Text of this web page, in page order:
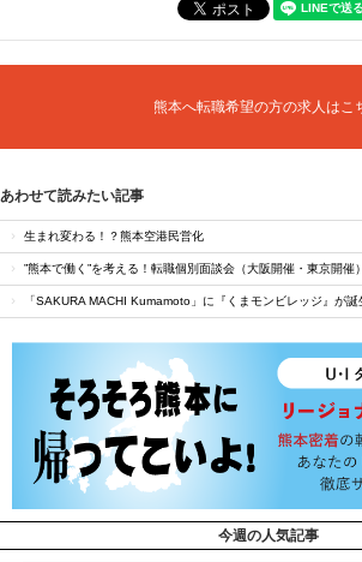
熊本へ転職希望の方の求人はこ
あわせて読みたい記事
生まれ変わる！？熊本空港民営化
”熊本で働く”を考える！転職個別面談会（大阪開催・東京開催
「SAKURA MACHI Kumamoto」に『くまモンビレッジ』が誕
今週の人気記事